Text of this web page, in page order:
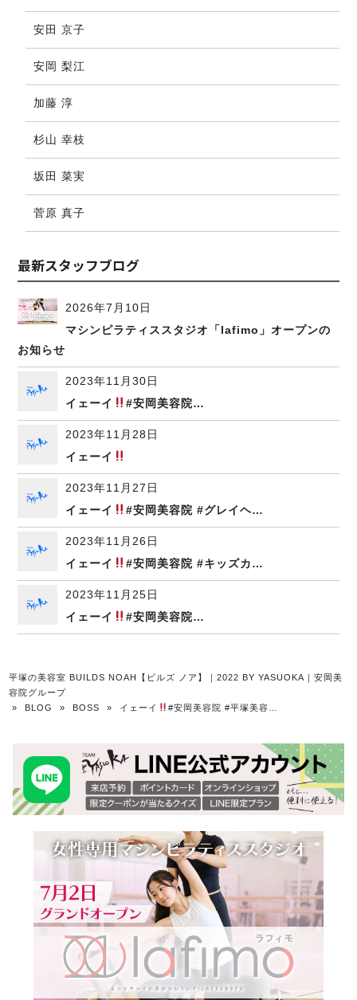
安田 京子
安岡 梨江
加藤 淳
杉山 幸枝
坂田 菜実
菅原 真子
最新スタッフブログ
2026年7月10日
マシンピラティススタジオ「lafimo」オープンの
お知らせ
2023年11月30日
イェーイ
#安岡美容院…
2023年11月28日
イェーイ
2023年11月27日
イェーイ
#安岡美容院 #グレイヘ…
2023年11月26日
イェーイ
#安岡美容院 #キッズカ…
2023年11月25日
イェーイ
#安岡美容院…
平塚の美容室 BUILDS NOAH【ビルズ ノア】｜2022 BY YASUOKA｜安岡美
容院グループ
»
BLOG » BOSS » イェーイ #安岡美容院 #平塚美容…